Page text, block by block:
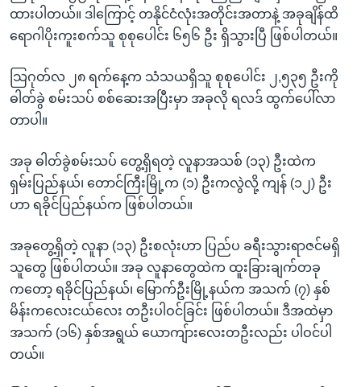
ရန်ထားပါတယ်။ ဒါကြောင့် တနိုင်ငံလုံးအတိုင်းအတာနဲ့ အခုချိန်ထိ
ရောဂါပိုးကူးစက်သူ စုစုပေါင်း ၆၅၆ ဦး ရှိသွားပြီ ဖြစ်ပါတယ်။
သြဂုတ်လ ၂၈ ရက်နေ့က သံသယရှိသူ စုစုပေါင်း ၂,၅၃၅ ဦးကို
ဓါတ်ခွဲ စမ်းသပ် စစ်ဆေးအပြီးမှာ အခုလို ရလဒ် ထွက်ပေါ်လာ
တာပါ။
အခု ဓါတ်ခွဲစမ်းသပ် တွေ့ရှိရတဲ့ လူနာအသစ် (၁၃) ဦးထဲက
ရှမ်းပြည်နယ်၊ တောင်ကြီးမြို့က (၁) ဦးကလွဲလို့ ကျန် (၁၂) ဦး
ဟာ ရခိုင်ပြည်နယ်က ဖြစ်ပါတယ်။
အခုတွေ့ရှိတဲ့ လူနာ (၁၃) ဦးစလုံးဟာ ပြည်ပ ခရီးသွားရာဇင်မရှိ
သူတွေ ဖြစ်ပါတယ်။ အခု လူနာတွေထဲက ထူးခြားချက်တခု
ကတော့ ရခိုင်ပြည်နယ်၊ မြောက်ဦးမြို့နယ်က အသက် (၇) နှစ်
မိန်းကလေးငယ်လေး တဦးပါဝင်ခြင်း ဖြစ်ပါတယ်။ ဒီအထဲမှာ
အသက် (၁၆) နှစ်အရွယ် ယောကျ်ားလေးတဦးလည်း ပါဝင်ပါ
တယ်။